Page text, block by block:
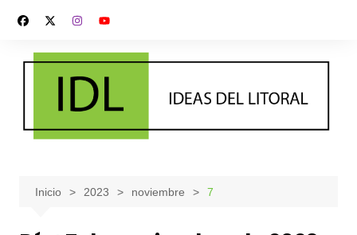
contenido
Inicio 2023 noviembre 7